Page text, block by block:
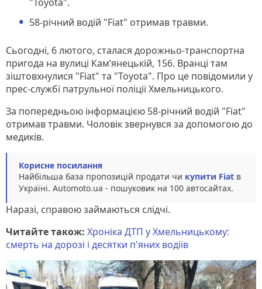
58-річний водій "Fiat" отримав травми.
Сьогодні, 6 лютого, сталася дорожньо-транспортна
пригода на вулиці Кам’янецькій, 156. Вранці там
зіштовхнулися "Fiat" та "Toyota". Про це повідомили у
прес-службі патрульної поліції Хмельницького.
За попередньою інформацією 58-річний водій "Fiat"
отримав травми. Чоловік звернувся за допомогою до
медиків.
Корисне посилання
Найбільша база пропозицій продати чи купити Fiat в
Україні. Аutomoto.ua - пошуковик на 100 автосайтах.
Наразі, справою займаються слідчі.
Читайте також: Хроніка ДТП у Хмельницькому:
смерть на дорозі і десятки п'яних водіїв